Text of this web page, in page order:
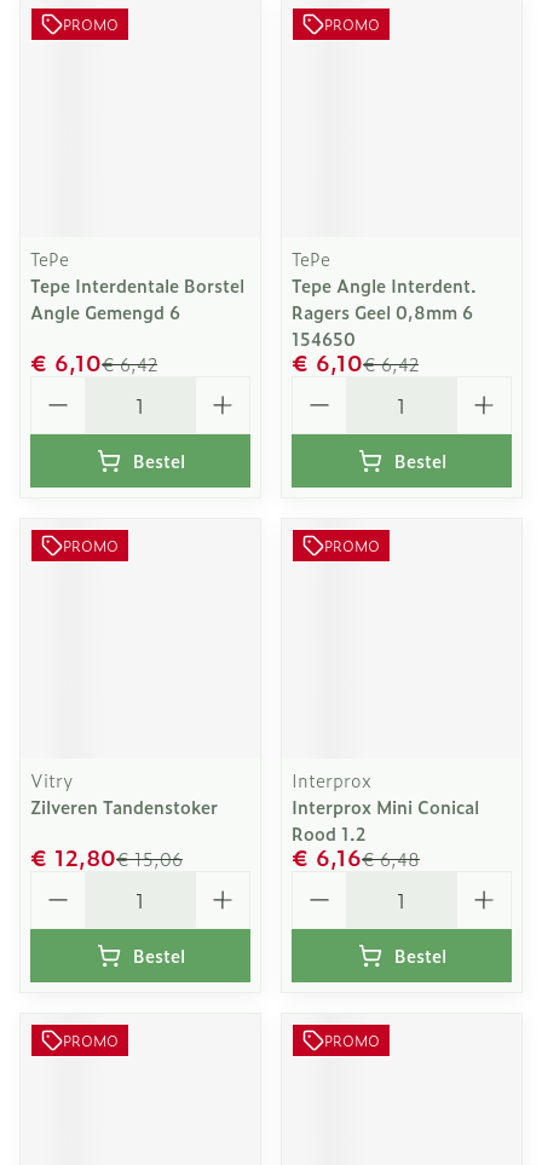
PROMO
TePe
Tepe Interdentale Borstel
Angle Gemengd 6
€ 6,42
€ 6,10
Bestel
PROMO
TePe
Tepe Angle Interdent.
Ragers Geel 0,8mm 6
154650
€ 6,42
€ 6,10
Bestel
PROMO
Vitry
Zilveren Tandenstoker
€ 15,06
€ 12,80
Bestel
PROMO
Interprox
Interprox Mini Conical
Rood 1.2
€ 6,48
€ 6,16
Bestel
PROMO PROMO